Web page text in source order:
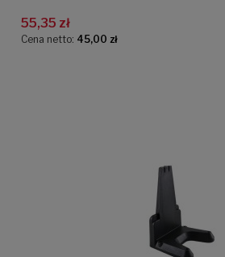
55,35 zł
Cena netto: 45,00 zł